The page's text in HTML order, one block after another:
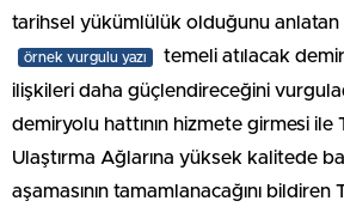
tarihsel yükümlülük olduğunu anlatan
örnek vurgulu yazı
temeli atılacak
ilişkileri daha güçlendireceğini
demiryolu hattının hizmete girmesi ile
Ulaştırma Ağlarına yüksek kalitede
aşamasının tamamlanacağını bildiren